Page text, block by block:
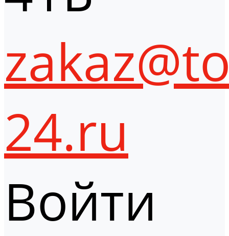
24.ru
Войти